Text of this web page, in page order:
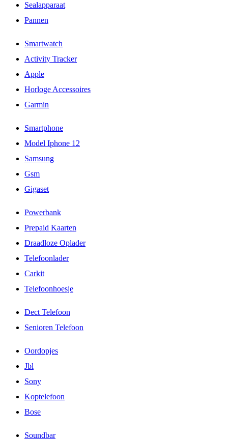
Sealapparaat
Pannen
Smartwatch
Activity Tracker
Apple
Horloge Accessoires
Garmin
Smartphone
Model Iphone 12
Samsung
Gsm
Gigaset
Powerbank
Prepaid Kaarten
Draadloze Oplader
Telefoonlader
Carkit
Telefoonhoesje
Dect Telefoon
Senioren Telefoon
Oordopjes
Jbl
Sony
Koptelefoon
Bose
Soundbar